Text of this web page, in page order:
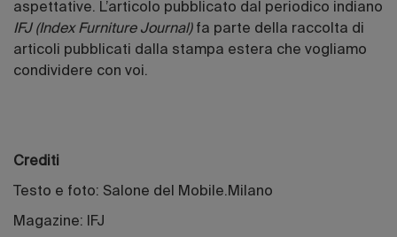
aspettative. L’articolo pubblicato dal periodico indiano
IFJ (Index Furniture Journal)fa parte della raccolta di
articoli pubblicati dalla stampa estera che vogliamo
condividere con voi.
Crediti
Testo e foto: Salone del Mobile.Milano
Magazine: IFJ